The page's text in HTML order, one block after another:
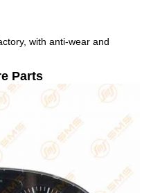
with anti-wear and
Parts